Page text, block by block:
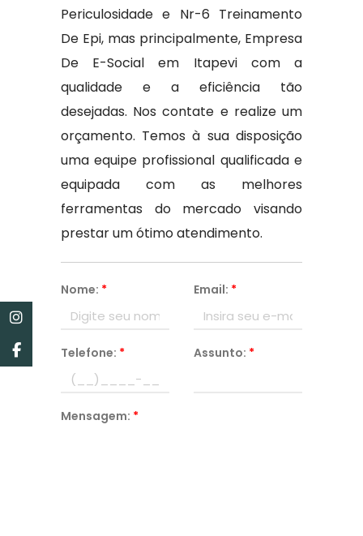
Periculosidade e Nr-6 Treinamento
De Epi, mas principalmente, Empresa
De E-Social em Itapevi com a
qualidade e a eficiência tão
desejadas. Nos contate e realize um
orçamento. Temos à sua disposição
uma equipe profissional qualificada e
equipada com as melhores
ferramentas do mercado visando
prestar um ótimo atendimento.
Nome: * Email: *
Telefone: * Assunto: *
Mensagem: *